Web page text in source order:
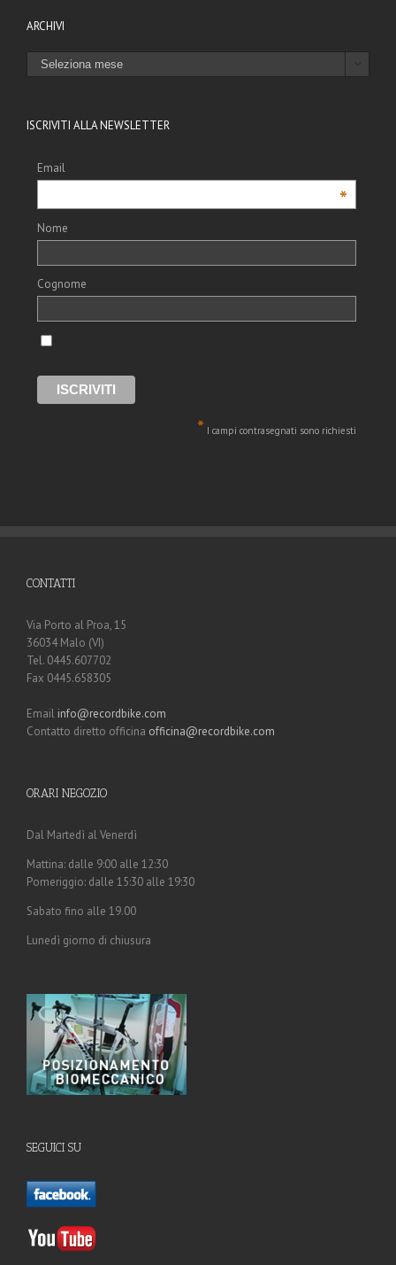
ARCHIVI
ARCHIVI
ISCRIVITI ALLA NEWSLETTER
Email
*
Nome
Cognome
* I campi contrasegnati sono richiesti
CONTATTI
Via Porto al Proa, 15
36034 Malo (VI)
Tel. 0445.607702
Fax 0445.658305
Email info@recordbike.com
Contatto diretto officina officina@recordbike.com
ORARI NEGOZIO
Dal Martedì al Venerdì
Mattina: dalle 9:00 alle 12:30
Pomeriggio: dalle 15:30 alle 19:30
Sabato fino alle 19.00
Lunedì giorno di chiusura
SEGUICI SU